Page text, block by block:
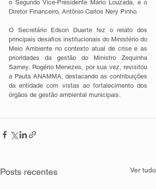
o Segundo Vice-Presidente Mario Louzada, e o
Diretor Financeiro, Antônio Carlos Nery Pinho.
O Secretário Edson Duarte fez o relato dos
principais desafios institucionais do Ministério do
Meio Ambiente no contexto atual de crise e as
prioridades da gestão do Ministro Zequinha
Sarney. Rogério Menezes, por sua vez, revisitou
a Pauta ANAMMA, destacando as contribuições
da entidade com vistas ao fortalecimento dos
órgãos de gestão ambiental municipais.
Posts recentes Ver tudo